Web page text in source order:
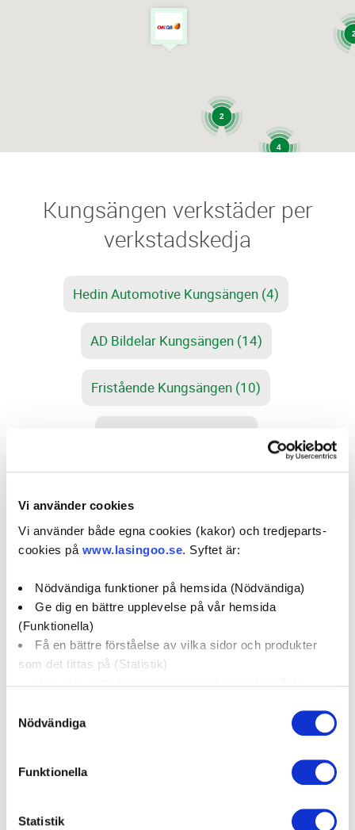
Vi använder cookies
Vi använder både egna cookies (kakor) och tredjeparts-
cookies på www.lasingoo.se. Syftet är:
Nödvändiga funktioner på hemsida (Nödvändiga)
Ge dig en bättre upplevelse på vår hemsida
(Funktionella)
Få en bättre förståelse av vilka sidor och produkter
som det tittas på (Statistik)
använda cookies för alla dessa ändamål. Du kan också
använda checkknapparna nedan för att samtycka till
Nödvändiga
Funktionella
Statistik
2
4
Kungsängen verkstäder per
verkstadskedja
Hedin Automotive Kungsängen (4)
AD Bildelar Kungsängen (14)
Fristående Kungsängen (10)
MECA Kungsängen (27)
Mekonomen Bilverkstad Kungsängen (59)